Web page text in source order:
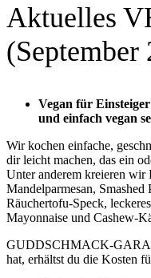
Aktuelles
(September
Vegan für
und einfach vegan
Wir kochen einfache,
dir leicht machen, das ein
Unter anderem kreieren wir
Mandelparmesan, Smashed
Räuchertofu-Speck,
Mayonnaise und Cashew-
GUDDSCHMACK-
hat, erhältst du die Kosten